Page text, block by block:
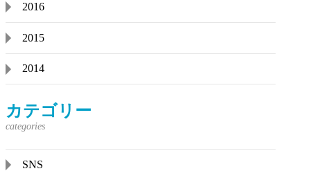
2016
2015
2014
カテゴリー
SNS